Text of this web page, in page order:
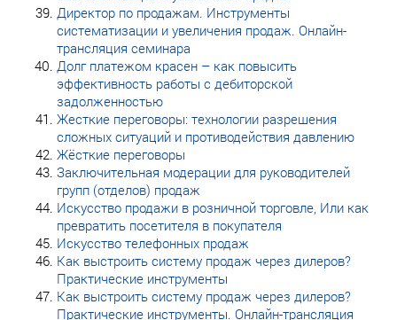
Директор по продажам. Инструменты
систематизации и увеличения продаж. Онлайн-
трансляция семинара
Долг платежом красен – как повысить
эффективность работы с дебиторской
задолженностью
Жесткие переговоры: технологии разрешения
сложных ситуаций и противодействия давлению
Жёсткие переговоры
Заключительная модерации для руководителей
групп (отделов) продаж
Искусство продажи в розничной торговле, Или как
превратить посетителя в покупателя
Искусство телефонных продаж
Как выстроить систему продаж через дилеров?
Практические инструменты
Как выстроить систему продаж через дилеров?
Практические инструменты. Онлайн-трансляция